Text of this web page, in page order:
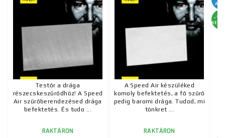
Testőr a drága
részecskeszűrődhöz! A Speed
Air szűrőberendezésed drága
befektetés. És tudo ...
RAKTÁRON
A Speed Air készüléked
komoly befektetés, a fő szűrő
pedig baromi drága. Tudod, mi
tönkret ...
RAKTÁRON
-12